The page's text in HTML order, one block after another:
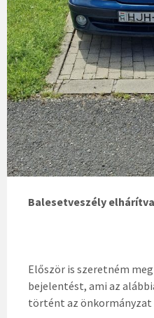
Balesetveszély
Először is szeretném
bejelentést, ami az
történt az önkormányzat